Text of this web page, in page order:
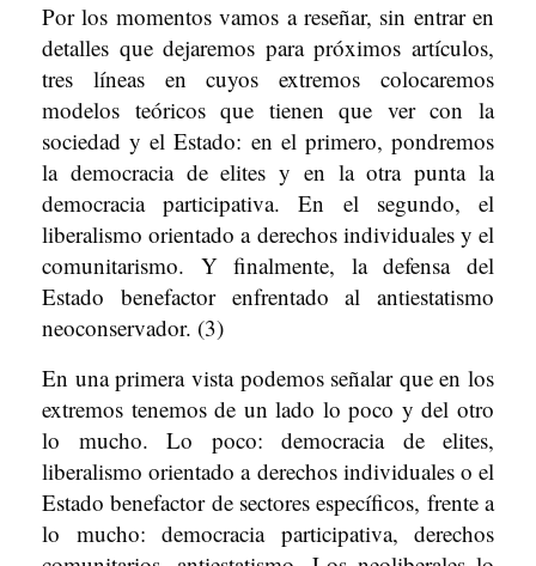
Por los momentos vamos a reseñar, sin entrar en
detalles que dejaremos para próximos artículos,
tres líneas en cuyos extremos colocaremos
modelos teóricos que tienen que ver con la
sociedad y el Estado: en el primero, pondremos
la democracia de elites y en la otra punta la
democracia participativa. En el segundo, el
liberalismo orientado a derechos individuales y el
comunitarismo. Y finalmente, la defensa del
Estado benefactor enfrentado al antiestatismo
neoconservador. (3)
En una primera vista podemos señalar que en los
extremos tenemos de un lado lo poco y del otro
lo mucho. Lo poco: democracia de elites,
liberalismo orientado a derechos individuales o el
Estado benefactor de sectores específicos, frente a
lo mucho: democracia participativa, derechos